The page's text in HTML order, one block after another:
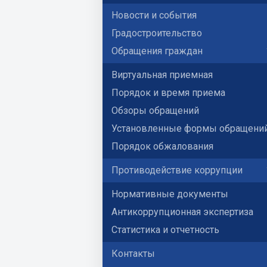
Новости и события
Градостроительство
Обращения граждан
Виртуальная приемная
Порядок и время приема
Обзоры обращений
Установленные формы
Порядок обжалования
Противодействие коррупции
Нормативные документы
Антикоррупционная экспертиза
Статистика и отчетность
Контакты